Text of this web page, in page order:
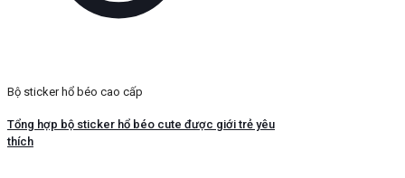
Bộ sticker hổ béo cao cấp
Tổng hợp bộ sticker hổ béo cute được giới trẻ yêu
thích